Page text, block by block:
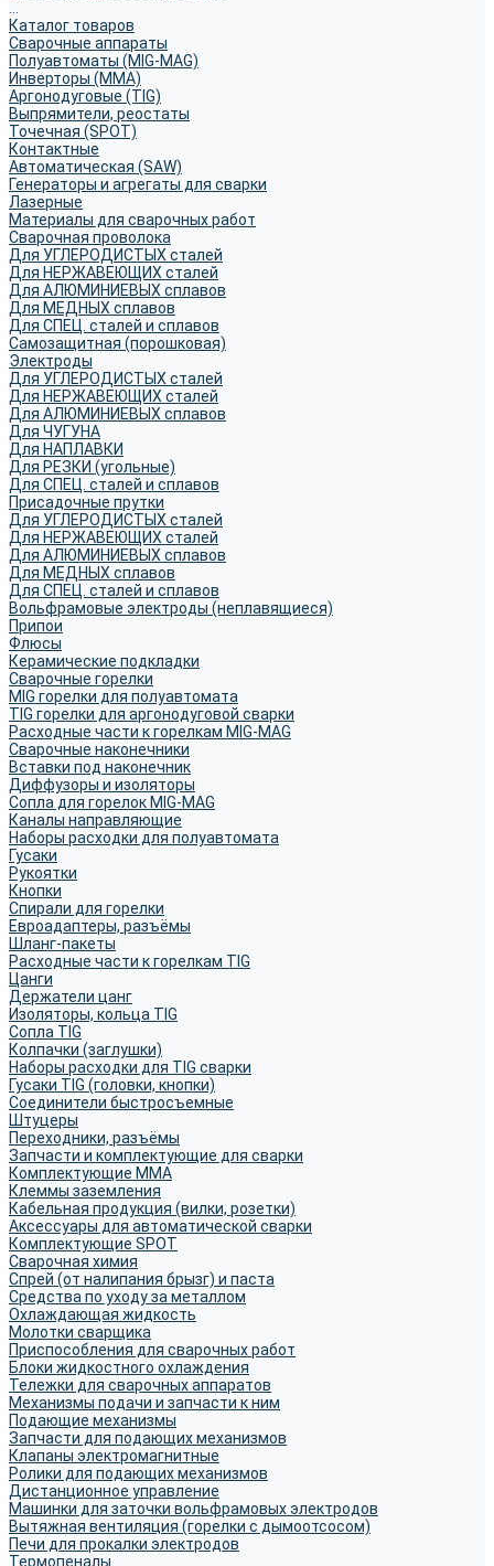
Каталог товаров
Сварочные аппараты
Полуавтоматы (MIG-MAG)
Инверторы (MMA)
Аргонодуговые (TIG)
Выпрямители, реостаты
Точечная (SPOT)
Контактные
Автоматическая (SAW)
Генераторы и агрегаты для сварки
Лазерные
Материалы для сварочных работ
Сварочная проволока
Для УГЛЕРОДИСТЫХ сталей
Для НЕРЖАВЕЮЩИХ сталей
Для АЛЮМИНИЕВЫХ сплавов
Для МЕДНЫХ сплавов
Для СПЕЦ. сталей и сплавов
Самозащитная (порошковая)
Электроды
Для УГЛЕРОДИСТЫХ сталей
Для НЕРЖАВЕЮЩИХ сталей
Для АЛЮМИНИЕВЫХ сплавов
Для ЧУГУНА
Для НАПЛАВКИ
Для РЕЗКИ (угольные)
Для СПЕЦ. сталей и сплавов
Присадочные прутки
Для УГЛЕРОДИСТЫХ сталей
Для НЕРЖАВЕЮЩИХ сталей
Для АЛЮМИНИЕВЫХ сплавов
Для МЕДНЫХ сплавов
Для СПЕЦ. сталей и сплавов
Вольфрамовые электроды (неплавящиеся)
Припои
Флюсы
Керамические подкладки
Сварочные горелки
MIG горелки для полуавтомата
TIG горелки для аргонодуговой сварки
Расходные части к горелкам MIG-MAG
Сварочные наконечники
Вставки под наконечник
Диффузоры и изоляторы
Сопла для горелок MIG-MAG
Каналы направляющие
Наборы расходки для полуавтомата
Гусаки
Рукоятки
Кнопки
Спирали для горелки
Евроадаптеры, разъёмы
Шланг-пакеты
Расходные части к горелкам TIG
Цанги
Держатели цанг
Изоляторы, кольца TIG
Сопла TIG
Колпачки (заглушки)
Наборы расходки для TIG сварки
Гусаки TIG (головки, кнопки)
Соединители быстросъемные
Штуцеры
Переходники, разъёмы
Запчасти и комплектующие для сварки
Комплектующие ММА
Клеммы заземления
Кабельная продукция (вилки, розетки)
Аксессуары для автоматической сварки
Комплектующие SPOT
Сварочная химия
Спрей (от налипания брызг) и паста
Средства по уходу за металлом
Охлаждающая жидкость
Молотки сварщика
Приспособления для сварочных работ
Блоки жидкостного охлаждения
Тележки для сварочных аппаратов
Механизмы подачи и запчасти к ним
Подающие механизмы
Запчасти для подающих механизмов
Клапаны электромагнитные
Ролики для подающих механизмов
Дистанционное управление
Машинки для заточки вольфрамовых электродов
Вытяжная вентиляция (горелки с дымоотсосом)
Печи для прокалки электродов
Термопеналы